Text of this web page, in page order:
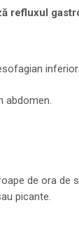
refluxul
inferior.
abdomen.
de ora de
picante.